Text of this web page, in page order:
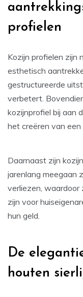
profielen
Kozijn profielen zijn
esthetisch
gestructureerde
verbetert.
kozijnprofiel bij aan
het creëren van
Daarnaast zijn
jarenlang meegaan
verliezen,
zijn voor
hun geld.
De
houten